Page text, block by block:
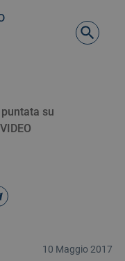
su
10 Maggio 2017